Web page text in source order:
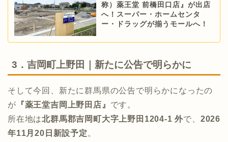
称）薬王堂 前橋田口店』が出店
へ！スーパー・ホームセンタ
ー・ドラッグが揃うモールへ！
3．吉岡町上野田｜新たに公告で明らかに
そして今回、新たに群馬県の公告で明らかになったの
が 『薬王堂吉岡上野田店』 です。
所在地は北群馬郡吉岡町大字上野田1204-1 外で、 2026
年11月20日新設予定 。